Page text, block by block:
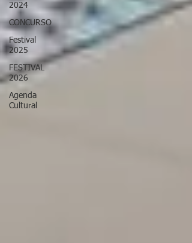
2024
CONCURSO
Festival
2025
FESTIVAL
2026
Agenda
Cultural